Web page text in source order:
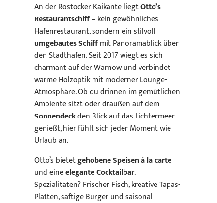
An der Rostocker Kaikante liegtOtto’s
Restaurantschiff– kein gewöhnliches
Hafenrestaurant, sondern ein stilvoll
umgebautes Schiffmit Panoramablicküber
den Stadthafen. Seit 2017 wiegt es sich
charmant auf der Warnow und verbindet
warme Holzoptik mit moderner Lounge-
Atmosphäre. Ob du drinnen im gemütlichen
Ambiente sitzt oder draußen auf dem
Sonnendeckden Blick auf das Lichtermeer
genießt, hier fühlt sich jeder Moment wie
Urlaub an.
Otto’s bietetgehobene Speisen à la carte
und eineelegante Cocktailbar.
Spezialitäten? Frischer Fisch, kreative Tapas-
Platten, saftige Burger und saisonal